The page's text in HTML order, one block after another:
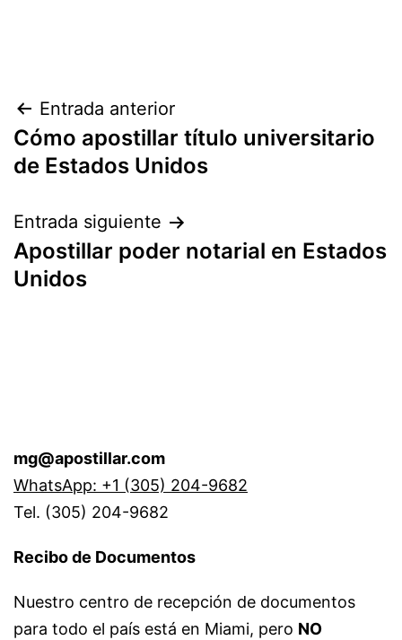
Navegación
de
Entrada anterior
Cómo apostillar título universitario
de Estados Unidos
Entrada siguiente
Apostillar poder notarial en Estados
Unidos
mg@apostillar.com
WhatsApp: +1 (305) 204-9682
Tel. (305) 204-9682
Recibo de Documentos
Nuestro centro de recepción de documentos
para todo el país está en Miami, pero NO